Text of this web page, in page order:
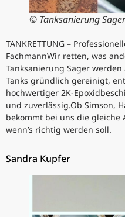
© Tanksanierung
TANKRETTUNG –
FachmannWir retten, was
Tanksanierung Sager
Tanks gründlich gereinigt,
hochwertiger 2K-
und zuverlässig.Ob Simson,
bekommt bei uns die gleiche
wenn’s richtig werden soll.
Sandra Kupfer